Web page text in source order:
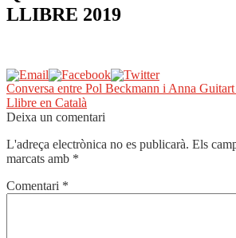
LLIBRE 2019
Navegació
d'entrades
Entrada
anterior:
Conversa entre Pol Beckmann i Anna
Llibre en Català
Deixa un comentari
L'adreça electrònica no es publicarà. Els
marcats amb *
Comentari *